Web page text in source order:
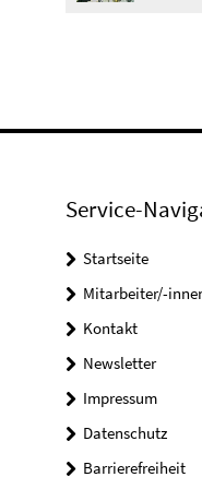
Service-
Startseite
Mitarbeiter/-
Kontakt
Newsletter
Impressum
Datenschutz
Barrierefreiheit